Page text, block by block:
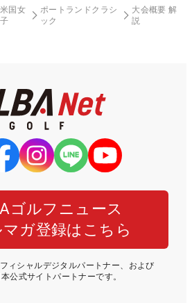
米国女
子
ポートランドクラシ
ック
大会概要 解
説
ゴルフニュース
マガ登録はこちら
ィシャルデジタルパートナー、および
公式サイトパートナーです。